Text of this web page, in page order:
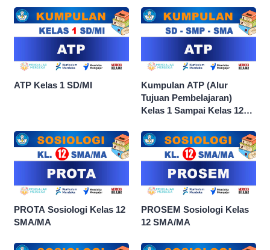
ATP Kelas 1 SD/MI
Kumpulan ATP (Alur
Tujuan Pembelajaran)
Kelas 1 Sampai Kelas 12
PROTA Sosiologi Kelas 12
SMA/MA
PROSEM Sosiologi Kelas
12 SMA/MA